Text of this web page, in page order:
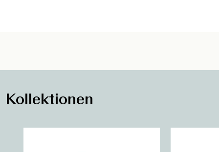
Kollektionen